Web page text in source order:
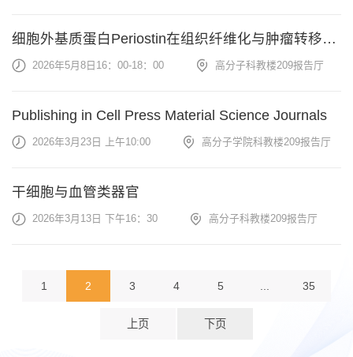
细胞外基质蛋白Periostin在组织纤维化与肿瘤转移中的功能
2026年5月8日16：00-18：00 高分子科教楼209报告厅
Publishing in Cell Press Material Science Journals
2026年3月23日 上午10:00 高分子学院科教楼209报告厅
干细胞与血管类器官
2026年3月13日 下午16：30 高分子科教楼209报告厅
1 2 3 4 5 ... 35
上页 下页